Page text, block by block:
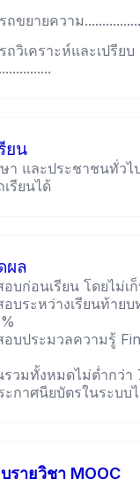
ขยายความ
ถวิเคราะห์และเปรียบ
ยน
า และประชาชนทั่วไ
รียนได้
ผล
บก่อนเรียน โดยไม่เ
บระหว่างเรียนท้าย
บประมวลความรู้
รวมทั้งหมดไม่ต่ำกว่า
กาศนียบัตรในระบบ
รายวิชา MOOC